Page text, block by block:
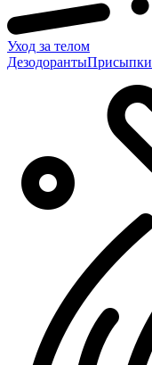
Уход за телом
ДезодорантыПрисыпки